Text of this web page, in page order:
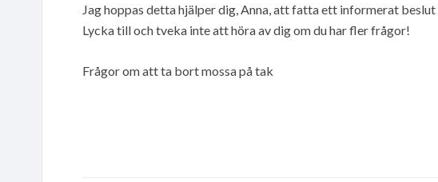
Jag hoppas detta hjälper dig, Anna, att fatta ett informerat
Lycka till och tveka inte att höra av dig om du har fler frågor!
Frågor om att ta bort mossa på tak